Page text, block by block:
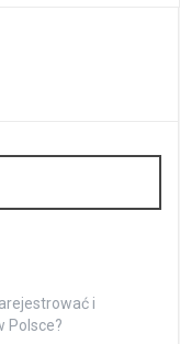
i
Polsce?